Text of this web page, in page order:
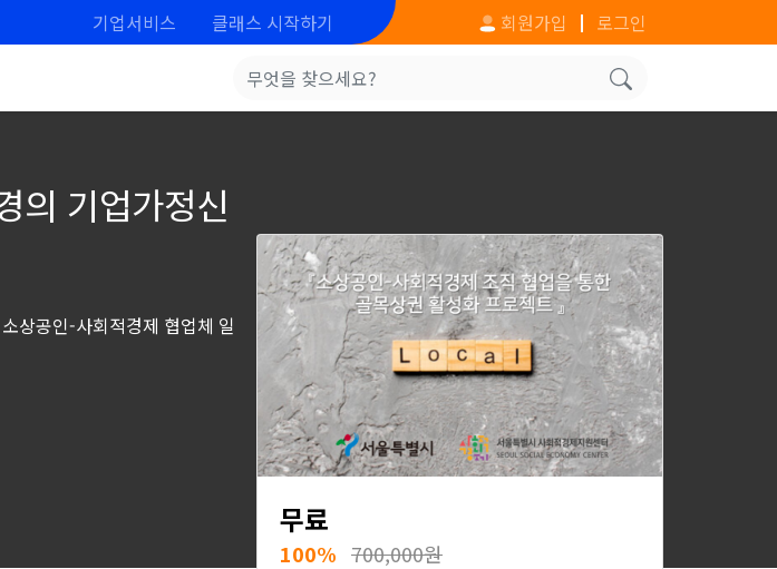
기업서비스 클래스 시작하기 회원가입 로그인
의 기업가정신
상공인-사회적경제 협업체 일
무료
100% 700,000원